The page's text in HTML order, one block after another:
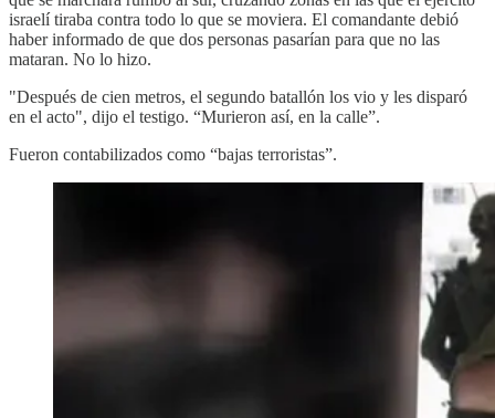
israelí tiraba contra todo lo que se moviera. El comandante debió
haber informado de que dos personas pasarían para que no las
mataran. No lo hizo.
"Después de cien metros, el segundo batallón los vio y les disparó
en el acto", dijo el testigo. “Murieron así, en la calle”.
Fueron contabilizados como “bajas terroristas”.